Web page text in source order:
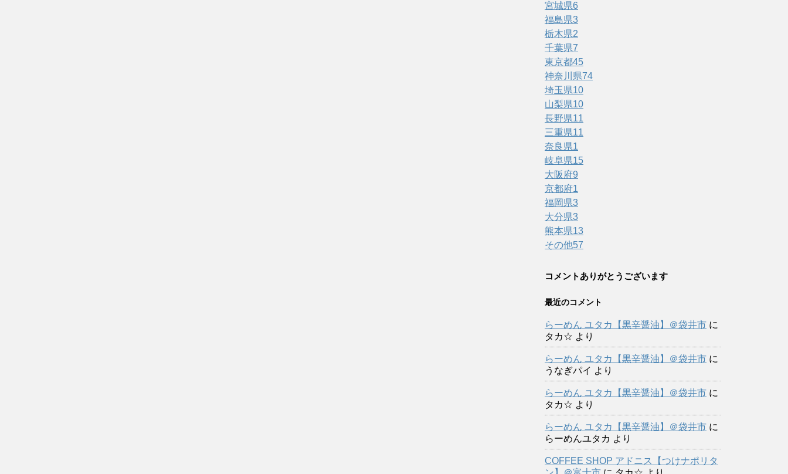
宮城県6
福島県3
栃木県2
千葉県7
東京都45
神奈川県74
埼玉県10
山梨県10
長野県11
三重県11
奈良県1
岐阜県15
大阪府9
京都府1
福岡県3
大分県3
熊本県13
その他57
コメントありがとうございます
最近のコメント
らーめん ユタカ【黒辛醤油】＠袋井市 に
タカ☆ より
らーめん ユタカ【黒辛醤油】＠袋井市 に
うなぎパイ より
らーめん ユタカ【黒辛醤油】＠袋井市 に
タカ☆ より
らーめん ユタカ【黒辛醤油】＠袋井市 に
らーめんユタカ より
COFFEE SHOP アドニス【つけナポリタ